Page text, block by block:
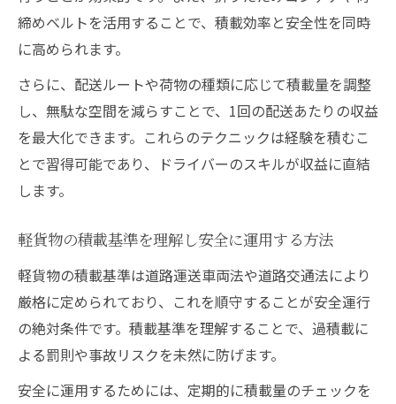
軽貨物でリスクを回避するための積載目安
軽貨物事業者が守るべき積載ルールと実践
例
軽貨物運送で過積載違反を避ける工夫
車両ごとの軽貨物ペイロードを比較検証
軽貨物車両タイプ別ペイロードの違いを解
ト
軽貨物車種ごとの積載量変化と運用実例
軽貨物車両重量差によるペイロード影響分
析
軽貨物ペイロード比較で賢い車両選定を実
現
締めベルトを活用することで、積載効率と安全性を同時
に高められます。
さらに、配送ルートや荷物の種類に応じて積載量を調整
し、無駄な空間を減らすことで、1回の配送あたりの収益
を最大化できます。これらのテクニックは経験を積むこ
とで習得可能であり、ドライバーのスキルが収益に直結
します。
軽貨物の積載基準を理解し安全に運用する方法
軽貨物の積載基準は道路運送車両法や道路交通法により
厳格に定められており、これを順守することが安全運行
の絶対条件です。積載基準を理解することで、過積載に
よる罰則や事故リスクを未然に防げます。
安全に運用するためには、定期的に積載量のチェックを